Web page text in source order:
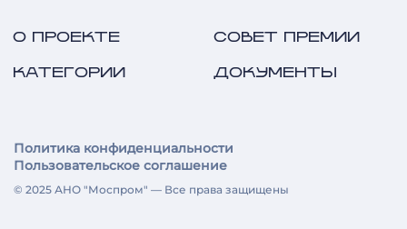
О ПРОЕКТЕ
КАТЕГОРИИ
СОВЕТ ПРЕМИИ
ДОКУМЕНТЫ
Политика конфиденциальности
Пользовательское соглашение
© 2025 АНО "Моспром" — Все права защищены